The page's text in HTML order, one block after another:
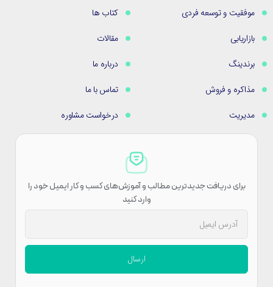
موفقیت و توسعه فردی
بازاریابی
برندینگ
مذاکره و فروش
مدیریت
کتاب ها
مقالات
درباره ما
تماس با ما
درخواست مشاوره
برای دریافت جدیدترین مطالب و آموزش‌های کسب و کار ایمیل خود را
وارد کنید
ارسال